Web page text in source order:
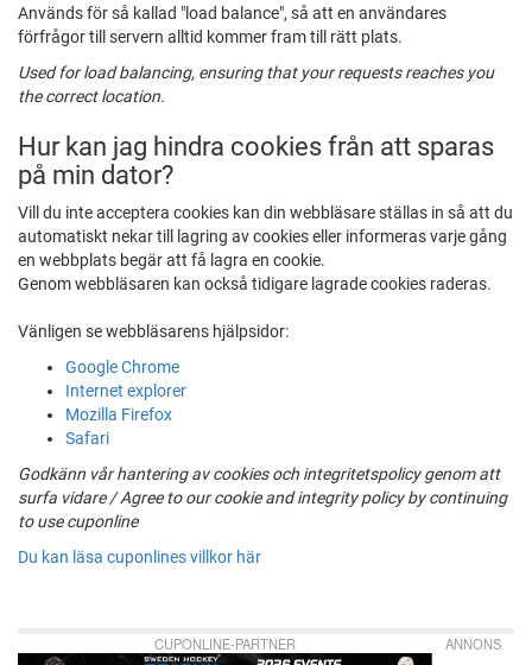
Används för så kallad "load balance", så att en användares
förfrågor till servern alltid kommer fram till rätt plats.
Used for load balancing, ensuring that your requests reaches you
the correct location.
Hur kan jag hindra cookies från att sparas
på min dator?
Vill du inte acceptera cookies kan din webbläsare ställas in så att du
automatiskt nekar till lagring av cookies eller informeras varje gång
en webbplats begär att få lagra en cookie.
Genom webbläsaren kan också tidigare lagrade cookies raderas.
Vänligen se webbläsarens hjälpsidor:
Google Chrome
Internet explorer
Mozilla Firefox
Safari
Godkänn vår hantering av cookies och integritetspolicy genom att
surfa vidare / Agree to our cookie and integrity policy by continuing
to use cuponline
Du kan läsa cuponlines villkor här
CUPONLINE-PARTNER ANNONS